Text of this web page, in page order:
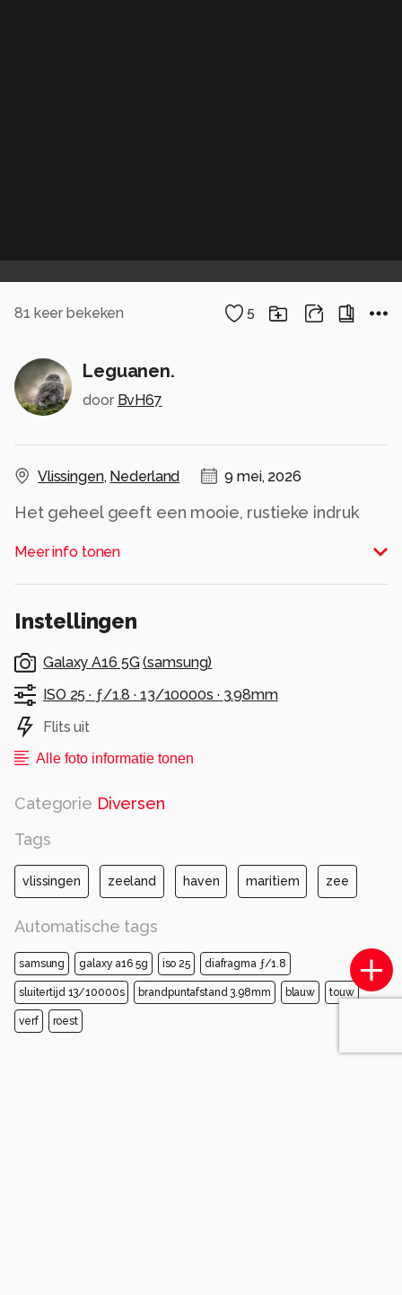
81 keer bekeken 5
Leguanen.
door BvH67
Vlissingen, Nederland 9 mei, 2026
Het geheel geeft een mooie, rustieke indruk
water en intensief gebruik met zich
meebrengen.
Alle rechten voorbehouden
Meer info tonen
Instellingen
Galaxy A16 5G (samsung)
ISO 25 · ƒ/1.8 · 13/10000s · 3.98mm
Flits uit
Alle foto informatie tonen
Categorie Diversen
Tags
vlissingen zeeland haven maritiem zee
Automatische tags
samsung galaxy a16 5g iso 25 diafragma ƒ/1.8
sluitertijd 13/10000s brandpuntafstand 3.98mm blauw touw
verf roest